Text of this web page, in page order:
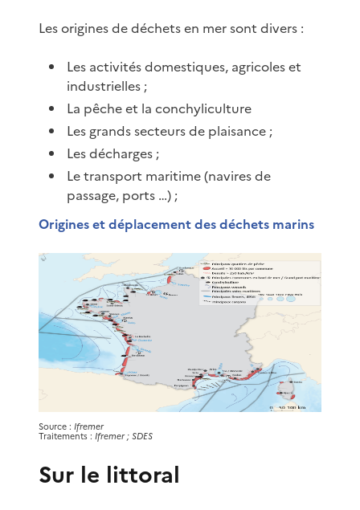
Les origines de déchets en mer sont divers :
Les activités domestiques, agricoles et
industrielles ;
La pêche et la conchyliculture
Les grands secteurs de plaisance ;
Les décharges ;
Le transport maritime (navires de
passage, ports …) ;
Origines et déplacement des déchets marins
Source : Ifremer
Traitements : Ifremer ; SDES
Sur le littoral